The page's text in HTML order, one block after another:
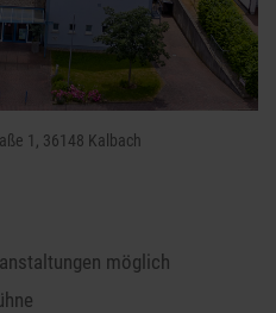
1, 36148 Kalbach
möglich